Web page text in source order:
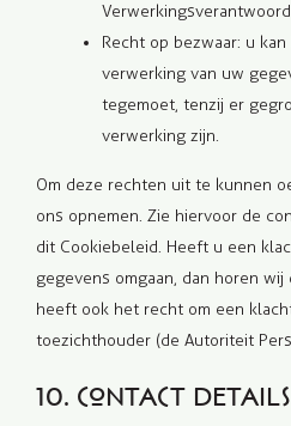
Recht op bezwaar: u
verwerking van uw
tegemoet, tenzij er
verwerking zijn.
Om deze rechten uit te kunnen
ons opnemen. Zie hiervoor de
dit Cookiebeleid. Heeft u een
gegevens omgaan, dan horen wij
heeft ook het recht om een
toezichthouder (de Autoriteit
10. Contact details